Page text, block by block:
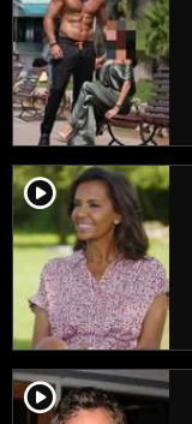
player2
player2